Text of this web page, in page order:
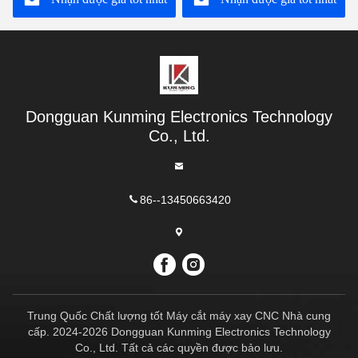
Dongguan Kunming Electronics Technology
Co., Ltd.
86--13450663420
Trung Quốc Chất lượng tốt Máy cắt máy xay CNC Nhà cung
cấp. 2024-2026 Dongguan Kunming Electronics Technology
Co., Ltd. Tất cả các quyền được bảo lưu.